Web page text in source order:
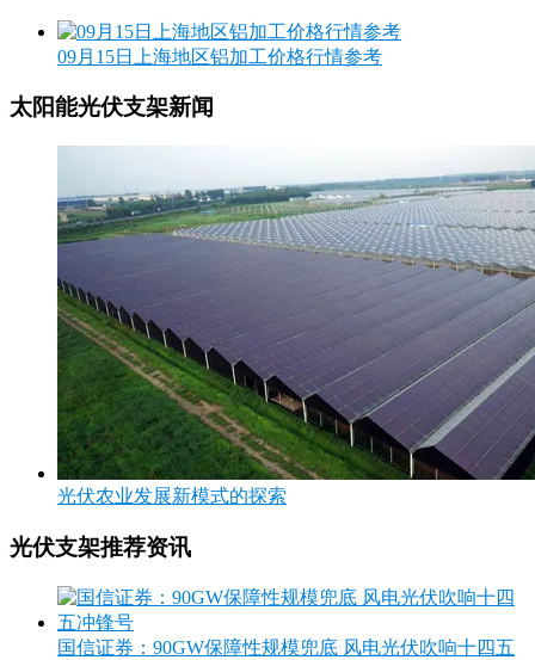
09月15日上海地区铝加工价格行情参考
太阳能光伏支架新闻
光伏农业发展新模式的探索
光伏支架推荐资讯
国信证券：90GW保障性规模兜底 风电光伏吹响十四五